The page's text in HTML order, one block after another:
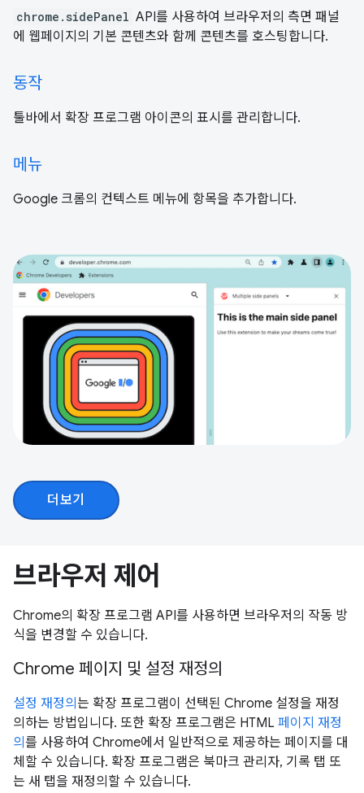
chrome.sidePanel API를 사용하여 브라우저의 측면 패널
에 웹페이지의 기본 콘텐츠와 함께 콘텐츠를 호스팅합니다.
동작
툴바에서 확장 프로그램 아이콘의 표시를 관리합니다.
메뉴
Google 크롬의 컨텍스트 메뉴에 항목을 추가합니다.
더보기
브라우저 제어
Chrome의 확장 프로그램 API를 사용하면 브라우저의 작동 방
식을 변경할 수 있습니다.
Chrome 페이지 및 설정 재정의
설정 재정의 는 확장 프로그램이 선택된 Chrome 설정을 재정
의하는 방법입니다. 또한 확장 프로그램은 HTML 페이지 재정
의 를 사용하여 Chrome에서 일반적으로 제공하는 페이지를 대
체할 수 있습니다. 확장 프로그램은 북마크 관리자, 기록 탭 또
는 새 탭을 재정의할 수 있습니다.